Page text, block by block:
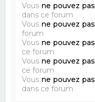
Vous ne pouvez pas
dans ce forum
Vous ne pouvez pas
forum
Vous ne pouvez pas
ce forum
Vous ne pouvez pas
ce forum
Vous ne pouvez pas
dans ce forum